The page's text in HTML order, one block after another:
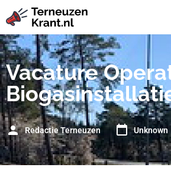
Vacature
Redactie Terneuzen Unknown